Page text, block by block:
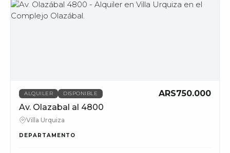
MUV
ALQUILER DISPONIBLE
ARS750.000
Av. Olazabal al 4800
Villa Urquiza
DEPARTAMENTO